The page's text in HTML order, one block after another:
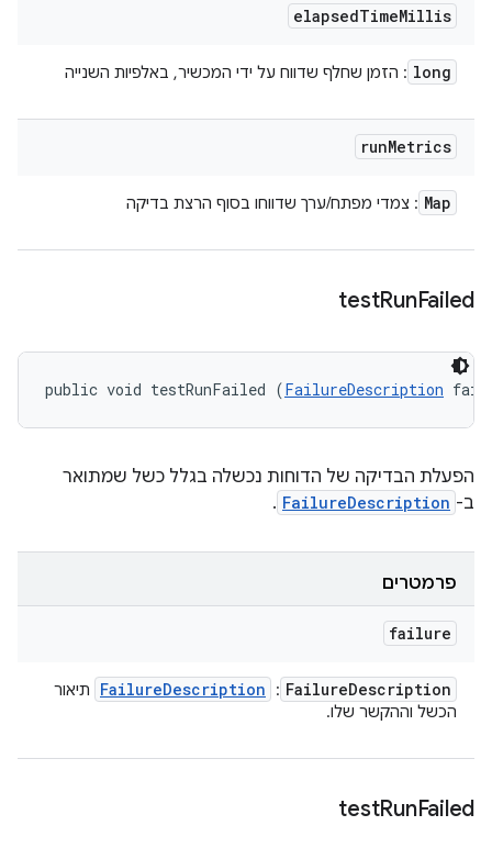
elapsedTimeMillis
long : הזמן שחלף שדווח על ידי המכשיר, באלפיות השנייה
runMetrics
Map : צמדי מפתח/ערך שדווחו בסוף הרצת בדיקה
testRunFailed
public void testRunFailed (FailureDescription
הפעלת הבדיקה של הדוחות נכשלה בגלל כשל שמתואר
ב- FailureDescription
.
פרמטרים
failure
FailureDescription
:
FailureDescription
תיאור
הכשל וההקשר שלו.
testRunFailed